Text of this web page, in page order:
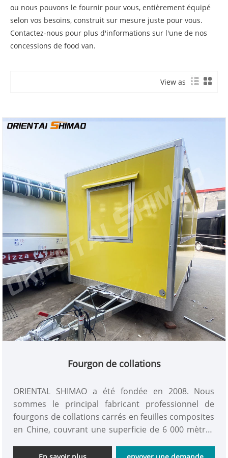
ou nous pouvons le fournir pour vous, entièrement équipé
selon vos besoins, construit sur mesure juste pour vous.
Contactez-nous pour plus d'informations sur l'une de nos
concessions de food van.
View as
Fourgon de collations
ORIENTAL SHIMAO a été fondée en 2008. Nous
sommes le principal fabricant professionnel de
fourgons de collations carrés en feuilles composites
en Chine, couvrant une superficie de 6 000 mètres
carrés. La ligne de production peut réaliser que 80